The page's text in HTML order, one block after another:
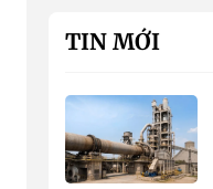
TIN MỚI